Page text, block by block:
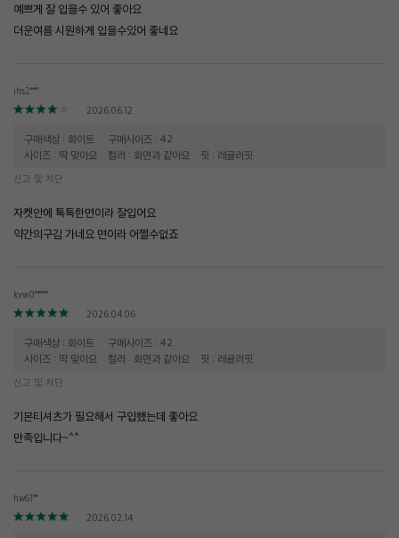
예쁘게 잘 입을수 있어 좋아요
더운여름 시원하게 입을수있어 좋네요
ihs2***
2026.06.12
구매색상 : 화이트
구매사이즈 : 42
사이즈 : 딱 맞아요
컬러 : 화면과 같아요 핏 : 레귤러핏
신고 및 차단
자켓안에 톡톡한면이라 잘입어요
약간의구김 가네요 면이라 어쩔수없죠
kyw0*****
2026.04.06
구매색상 : 화이트
구매사이즈 : 42
사이즈 : 딱 맞아요
컬러 : 화면과 같아요 핏 : 레귤러핏
신고 및 차단
기본티셔츠가 필요해서 구입했는데 좋아요
만족입니다~^^
hw61**
2026.02.14